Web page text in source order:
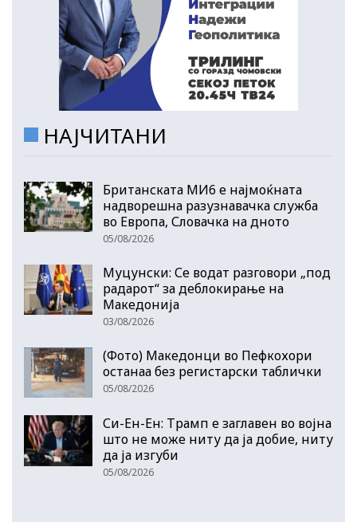
НАЈЧИТАНИ
Британската МИ6 е најмоќната
надворешна разузнавачка служба
во Европа, Словачка на дното
05/08/2026
Муцунски: Се водат разговори „под
радарот“ за деблокирање на
Македонија
03/08/2026
(Фото) Македонци во Пефкохори
останаа без регистарски таблички
05/08/2026
Си-Ен-Ен: Трамп е заглавен во војна
што не може ниту да ја добие, ниту
да ја изгуби
05/08/2026